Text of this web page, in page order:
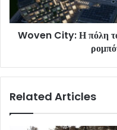
Woven City: Η πόλη
Related Articles